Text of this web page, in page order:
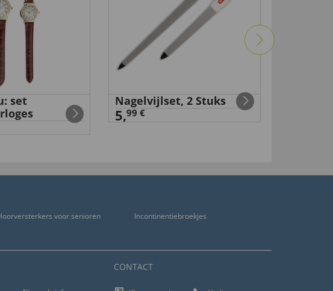
set
Nagelvijlset, 2 Stuks
5,99 €
voor senioren
Incontinentiebroekjes
CONTACT